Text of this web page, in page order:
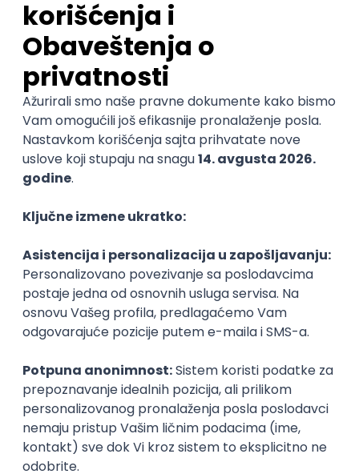
Implementation and Product
Specialist
Unifiedpost Solutions d.o.o.
5
Beograd | Hibrid
21.08.2026.
XML JSON REST SaaS Intermediate @
POSLOVI NA MAIL
SENIORITET
NAČIN RADA
Najnoviji poslovi svakog dana u tvom
inboxu
AI & Software Integration Specialist
MML Alliance
Beograd
23.08.2026.